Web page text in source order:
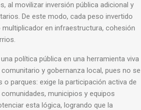
al movilizar inversión pública adicional y
De este modo, cada peso invertido
en infraestructura, cohesión
política pública en una herramienta viva
y gobernanza local, pues no se
parques: exige la participación activa de
municipios y equipos
esta lógica, logrando que la